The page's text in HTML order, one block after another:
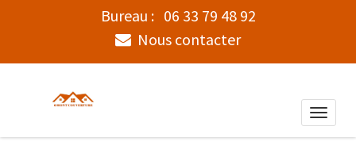
Bureau : 06 33 79 48 92
Nous contacter
Toggle